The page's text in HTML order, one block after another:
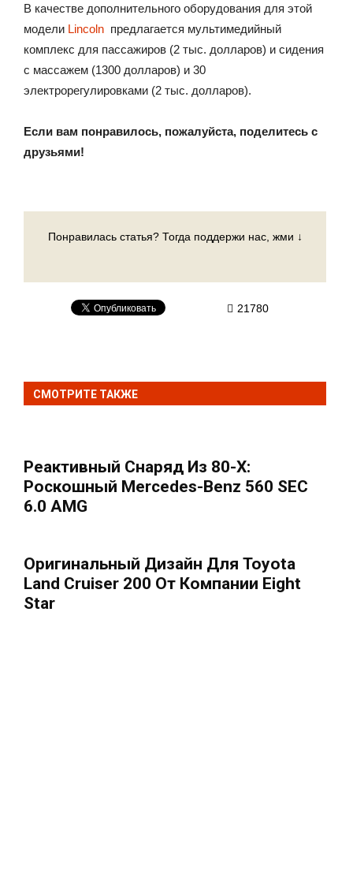
В качестве дополнительного оборудования для этой
модели Lincoln предлагается мультимедийный
комплекс для пассажиров (2 тыс. долларов) и сидения
с массажем (1300 долларов) и 30
электрорегулировками (2 тыс. долларов).
Если вам понравилось, пожалуйста, поделитесь с
друзьями!
Понравилась статья? Тогда поддержи нас, жми ↓
21780
СМОТРИТЕ ТАКЖЕ
Реактивный Снаряд Из 80-Х:
Роскошный Mercedes-Benz 560 SEC
6.0 AMG
Оригинальный Дизайн Для Toyota
Land Cruiser 200 От Компании Eight
Star